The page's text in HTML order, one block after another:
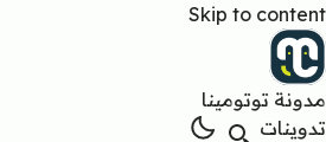
Skip to content
مدونة توتومينا
تدوينات